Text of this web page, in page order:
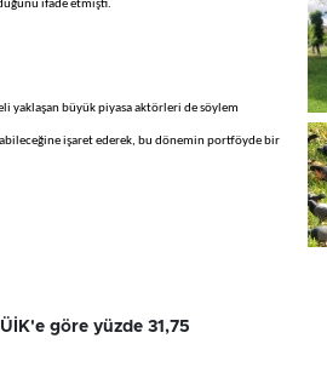
ifade etmişti.
yaklaşan büyük piyasa aktörleri de söylem
işaret ederek, bu dönemin portföyde bir
göre yüzde 31,75